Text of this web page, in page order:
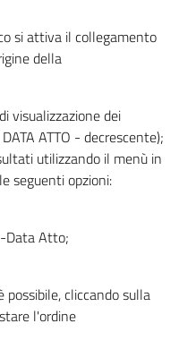
si attiva il collegamento
della
visualizzazione dei
ATTO - decrescente);
utilizzando il menù in
seguenti opzioni:
Data Atto;
cliccando sulla
l'ordine